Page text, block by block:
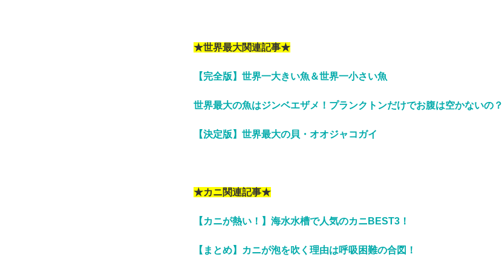
★世界最大関連記事★
【完全版】世界一大きい魚＆世界一小さい魚
世界最大の魚はジンベエザメ！プランクトンだけでお腹は空かないの？
【決定版】世界最大の貝・オオジャコガイ
★カニ関連記事★
【カニが熱い！】海水水槽で人気のカニBEST3！
【まとめ】カニが泡を吹く理由は呼吸困難の合図！